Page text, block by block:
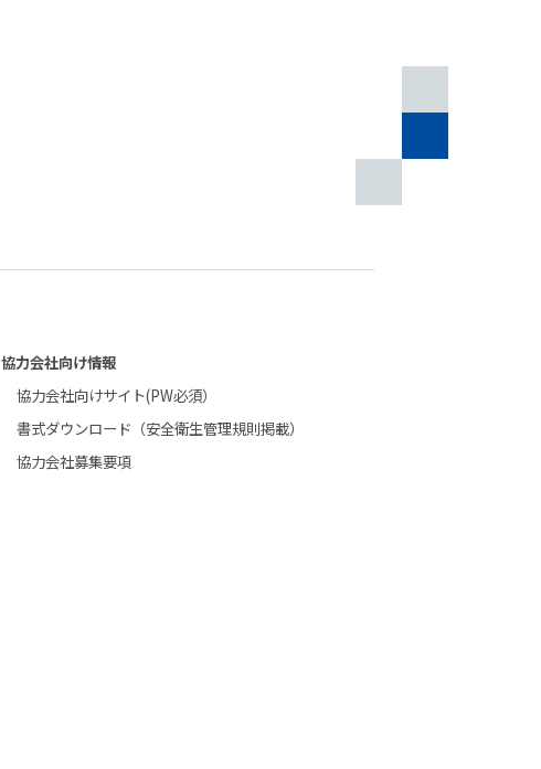
協力会社向け情報
協力会社向けサイト(PW必須）
書式ダウンロード（安全衛生管理規則掲載）
協力会社募集要項